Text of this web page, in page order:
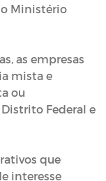
Ministério
as empresas
mista e
ou
Federal e
que
interesse